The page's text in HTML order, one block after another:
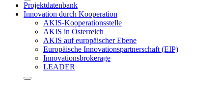
Projektdatenbank
Innovation durch Kooperation
AKIS-Kooperationsstelle
AKIS in Österreich
AKIS auf europäischer Ebene
Europäische Innovationspartnerschaft (EIP)
Innovationsbrokerage
LEADER